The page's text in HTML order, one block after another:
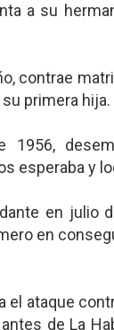
a su
contrae
primera hija.
1956,
esperaba y
en julio
en
el ataque
de La